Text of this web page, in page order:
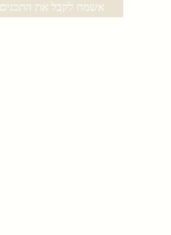
אשמח לקבל את התכנים